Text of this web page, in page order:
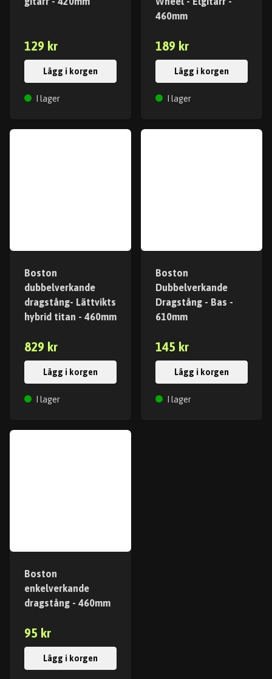
129 kr
Lägg i korgen
I lager
460mm
189 kr
Lägg i korgen
I lager
Boston
dubbelverkande
dragstång- Lättvikts
hybrid titan - 460mm
829 kr
Lägg i korgen
I lager
Boston
Dubbelverkande
Dragstång - Bas -
610mm
145 kr
Lägg i korgen
I lager
Boston
enkelverkande
dragstång - 460mm
95 kr
Lägg i korgen